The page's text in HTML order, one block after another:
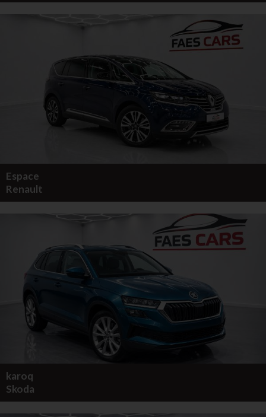
Espace
Renault
karoq
Skoda